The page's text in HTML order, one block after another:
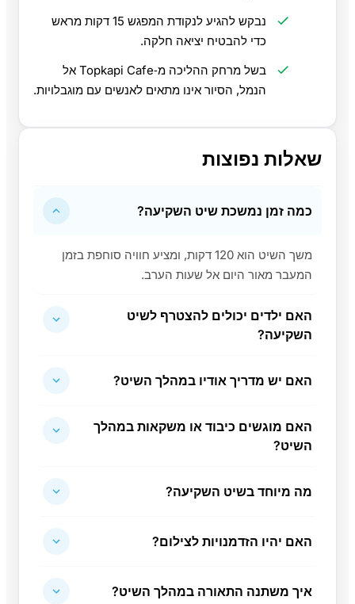
נבקש להגיע לנקודת המפגש 15 דקות מראש
כדי להבטיח יציאה חלקה.
בשל מרחק ההליכה מ‑Topkapi Cafe אל
הנמל, הסיור אינו מתאים לאנשים עם מוגבלויות.
שאלות נפוצות
כמה זמן נמשכת שיט השקיעה?
משך השיט הוא 120 דקות, ומציע חוויה סוחפת בזמן
המעבר מאור היום אל שעות הערב.
האם ילדים יכולים להצטרף לשיט
השקיעה?
האם יש מדריך אודיו במהלך השיט?
האם מוגשים כיבוד או משקאות במהלך
השיט?
מה מיוחד בשיט השקיעה?
האם יהיו הזדמנויות לצילום?
איך משתנה התאורה במהלך השיט?